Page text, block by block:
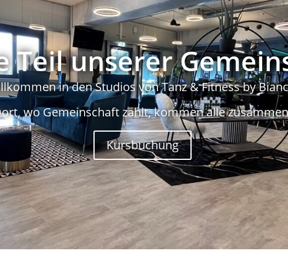
Teil unserer
in den Studios von Tanz & Fitness by
wo Gemeinschaft zählt, kommen alle
Kursbuchung